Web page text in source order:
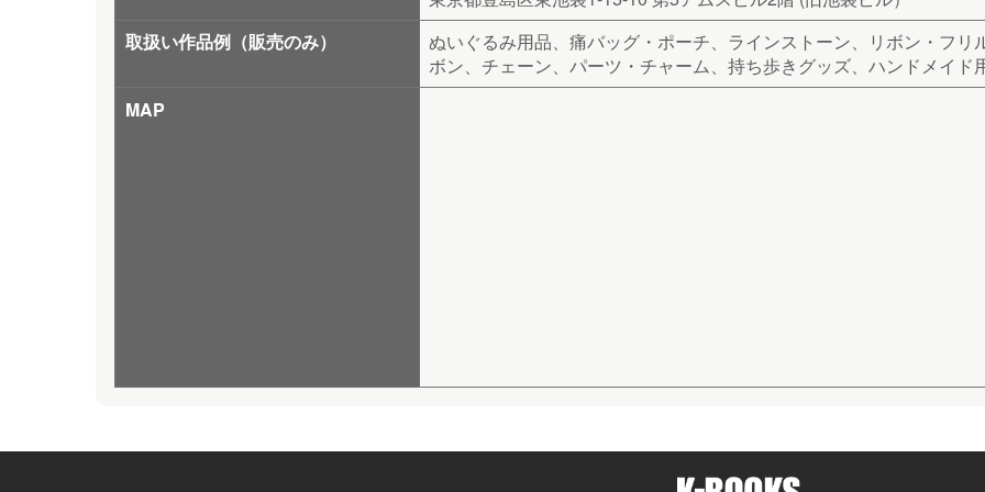
取扱い作品例（販売のみ）
ぬいぐるみ用品、痛バッグ・ポーチ、ラインストーン、リボン・フリ
ボン、チェーン、パーツ・チャーム、持ち歩きグッズ、ハンドメイド
MAP